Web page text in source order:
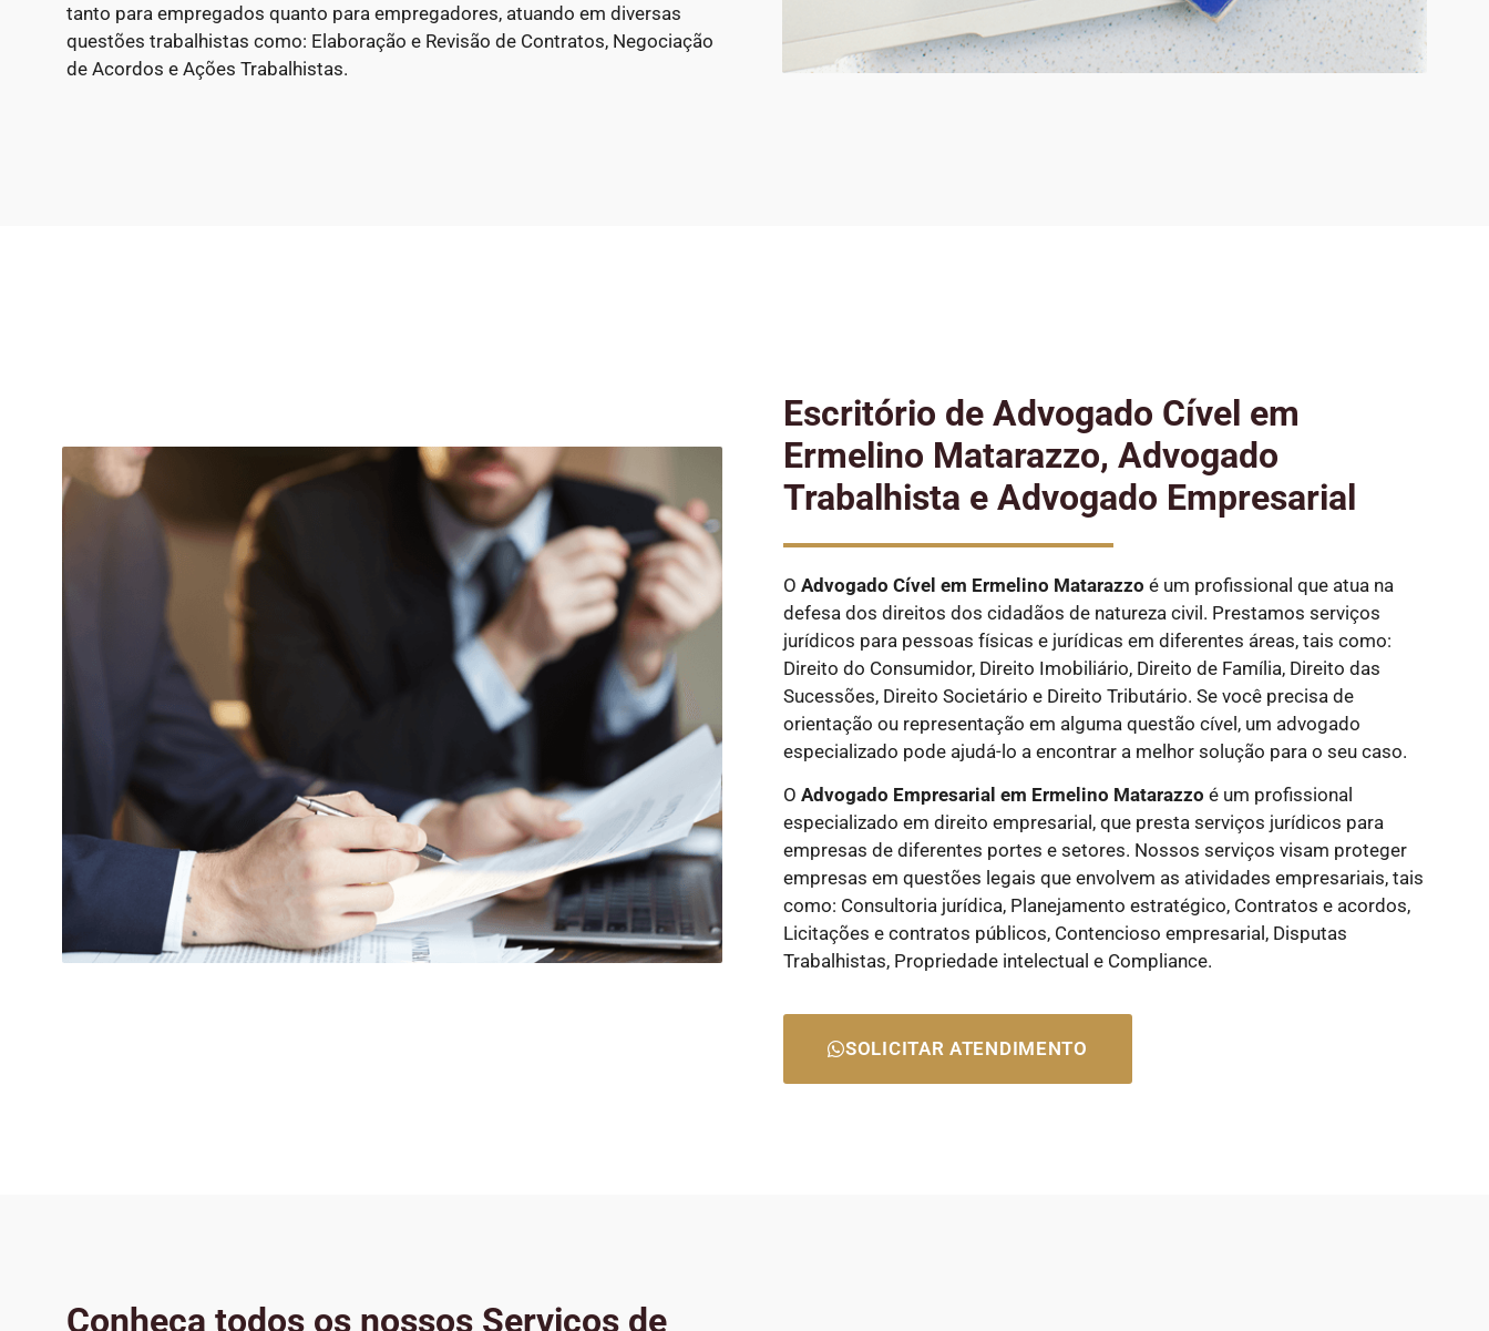
tanto para empregados quanto para empregadores, atuando em diversas
questões trabalhistas como: Elaboração e Revisão de Contratos, Negociação
de Acordos e Ações Trabalhistas.
Escritório de Advogado Cível em
Ermelino Matarazzo, Advogado
Trabalhista e Advogado Empresarial
OAdvogado Cívelem Ermelino Matarazzo é um profissional que atua na
defesa dos direitos dos cidadãos de natureza civil. Prestamos serviços
jurídicos para pessoas físicas e jurídicas em diferentes áreas, tais como:
Direito do Consumidor, Direito Imobiliário, Direito de Família, Direito das
Sucessões, Direito Societário e Direito Tributário. Se você precisa de
orientação ou representação em alguma questão cível, um advogado
especializado pode ajudá-lo a encontrar a melhor solução para o seu caso.
OAdvogado Empresarial em Ermelino Matarazzo é um profissional
especializado em direito empresarial, que presta serviços jurídicos para
empresas de diferentes portes e setores. Nossos serviços visam proteger
empresas em questões legais que envolvem as atividades empresariais, tais
como: Consultoria jurídica, Planejamento estratégico, Contratos e acordos,
Licitações e contratos públicos, Contencioso empresarial, Disputas
Trabalhistas, Propriedade intelectual e Compliance.
SOLICITAR ATENDIMENTO
Conheça todos os nossos Serviços de